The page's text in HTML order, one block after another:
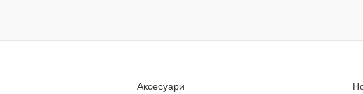
Аксесуари